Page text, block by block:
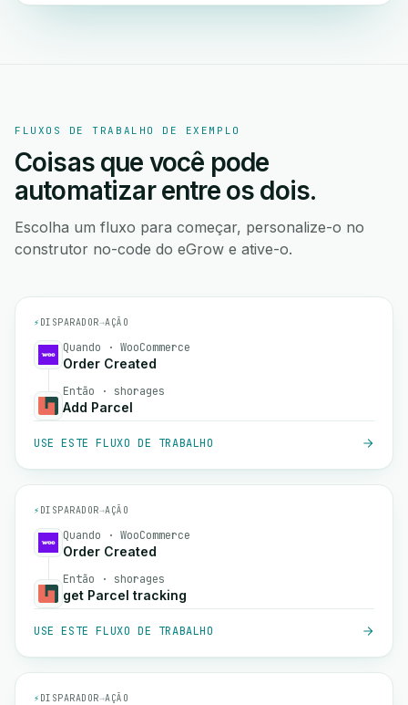
FLUXOS DE TRABALHO DE EXEMPLO
Coisas que você pode
automatizar entre os dois.
Escolha um fluxo para começar, personalize-o no
construtor no-code do eGrow e ative-o.
⚡ DISPARADOR→AÇÃO
Quando · WooCommerce
Order Created
Então · shorages
Add Parcel
USE ESTE FLUXO DE TRABALHO
⚡ DISPARADOR→AÇÃO
Quando · WooCommerce
Order Created
Então · shorages
get Parcel tracking
USE ESTE FLUXO DE TRABALHO
⚡ DISPARADOR→AÇÃO